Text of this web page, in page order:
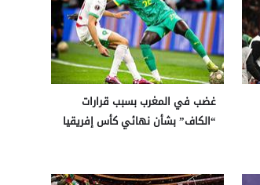
غضب في المغرب بسبب قرارات
“الكاف” بشأن نهائي كأس إفريقيا